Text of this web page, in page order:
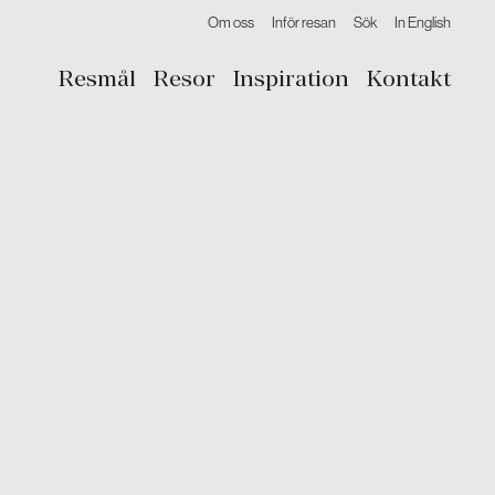
Om oss Inför resan Sök In English
Resmål Resor Inspiration Kontakt